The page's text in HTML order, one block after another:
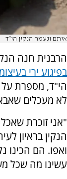
איתם ונעמה הנקין הי"ד
הרבנית חנה
בפיגוע ירי
הי"ד, מספרת על
לא מעכלים
"אני זוכרת
הנקין בראיון
ואפו. הם הכינו
עשינו מה שכל